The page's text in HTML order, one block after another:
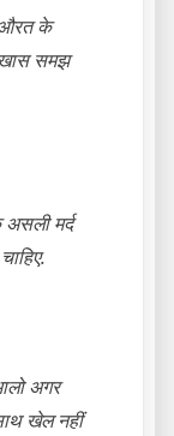
औरत के
समझ
असली मर्द
अगर
खेल नहीं